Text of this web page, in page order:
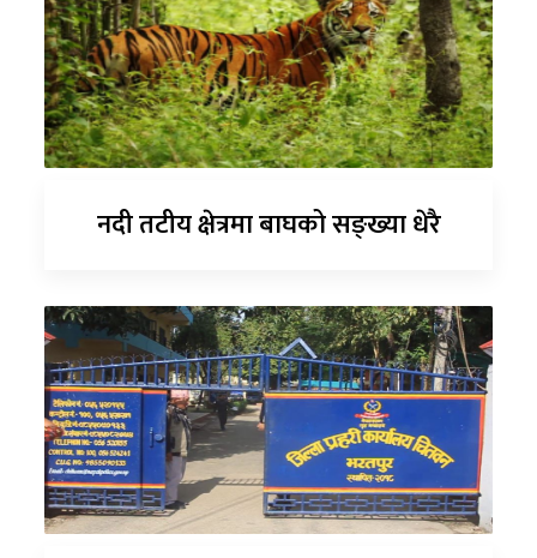
नदी तटीय क्षेत्रमा बाघको सङ्ख्या धेरै